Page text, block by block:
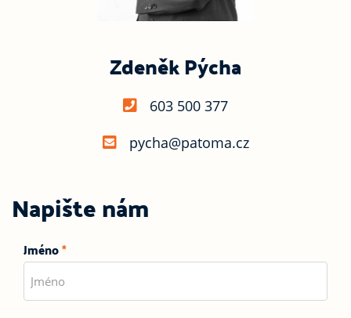
Zdeněk Pýcha
603 500 377
pycha@patoma.cz
Napište nám
Jméno*